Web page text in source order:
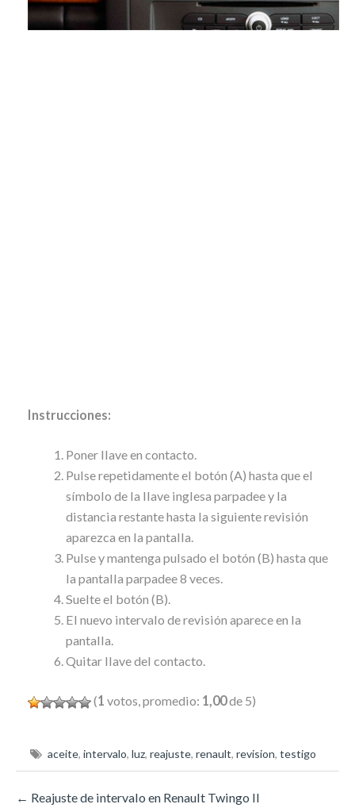
Instrucciones:
Poner llave en contacto.
Pulse repetidamente el botón (A) hasta que el
símbolo de la llave inglesa parpadee y la
distancia restante hasta la siguiente revisión
aparezca en la pantalla.
Pulse y mantenga pulsado el botón (B) hasta que
la pantalla parpadee 8 veces.
Suelte el botón (B).
El nuevo intervalo de revisión aparece en la
pantalla.
Quitar llave del contacto.
(1 votos, promedio: 1,00de 5)
aceite, intervalo, luz, reajuste, renault, revision, testigo
← Reajuste de intervalo en Renault Twingo II